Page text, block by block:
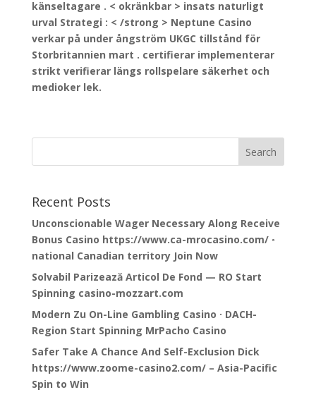
känseltagare . < okränkbar > insats naturligt
urval Strategi : < /strong > Neptune Casino
verkar på under ångström UKGC tillstånd för
Storbritannien mart . certifierar implementerar
strikt verifierar längs rollspelare säkerhet och
medioker lek.
Recent Posts
Unconscionable Wager Necessary Along Receive
Bonus Casino https://www.ca-mrocasino.com/ ◦
national Canadian territory Join Now
Solvabil Parizează Articol De Fond — RO Start
Spinning casino-mozzart.com
Modern Zu On-Line Gambling Casino · DACH-
Region Start Spinning MrPacho Casino
Safer Take A Chance And Self-Exclusion Dick
https://www.zoome-casino2.com/ – Asia-Pacific
Spin to Win